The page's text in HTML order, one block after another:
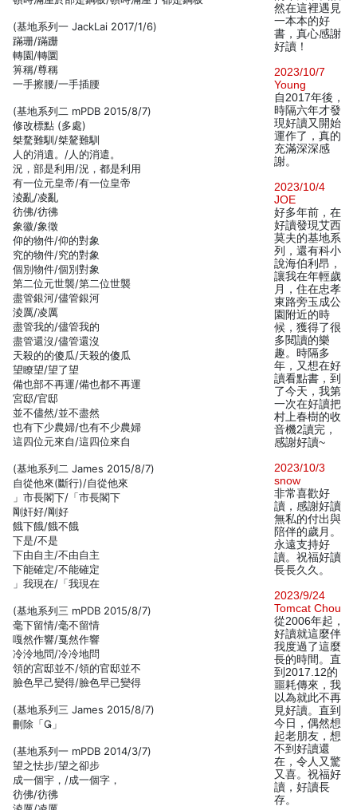
(基地系列一 JackLai 2017/1/6)
蹣珊/蹣跚
轉園/轉圜
箅稱/尊稱
一手擦腰/一手插腰
(基地系列二 mPDB 2015/8/7)
修改標點 (多處)
桀騖難馴/桀驁難馴
人的消遺。/人的消遣。
況，部是利用/況，都是利用
有一位元皇帝/有一位皇帝
淩亂/凌亂
彷佛/彷彿
象徽/象徵
仰的物件/仰的對象
究的物件/究的對象
個別物件/個別對象
第二位元世襲/第二位世襲
盡管銀河/儘管銀河
淩厲/凌厲
盡管我的/儘管我的
盡管還沒/儘管還沒
天殺的的傻瓜/天殺的傻瓜
望瞭望/望了望
備也部不再運/備也都不再運
宮邸/官邸
並不儘然/並不盡然
也有下少農婦/也有不少農婦
這四位元來自/這四位來自
(基地系列二 James 2015/8/7)
自從他來(斷行)/自從他來
」市長閣下/「市長閣下
剛奸好/剛好
餓下餓/餓不餓
下是/不是
下由自主/不由自主
下能確定/不能確定
」我現在/「我現在
(基地系列三 mPDB 2015/8/7)
毫下留情/毫不留情
嘎然作響/戛然作響
冷泠地問/冷冷地問
領的宮邸並不/領的官邸並不
臉色早己變得/臉色早已變得
(基地系列三 James 2015/8/7)
刪除「」
(基地系列一 mPDB 2014/3/7)
望之怯步/望之卻步
成一個宇，/成一個字，
彷佛/彷彿
然在這裡遇見
一本本的好
書，真心感謝
好讀！
2023/10/7
Young
自2017年後，
時隔六年才發
現好讀又開始
運作了，真的
充滿深深感
謝。
2023/10/4
JOE
好多年前，在
好讀發現艾西
莫夫的基地系
列，還有科小
說海伯利昂，
讓我在年輕歲
月，住在忠孝
東路旁玉成公
園附近的時
候，獲得了很
多閱讀的樂
趣。時隔多
年，又想在好
讀看點書，到
了今天，我第
一次在好讀把
村上春樹的收
音機2讀完，
感謝好讀~
2023/10/3
snow
非常喜歡好
讀，感謝好讀
無私的付出與
陪伴的歲月。
永遠支持好
讀。祝福好讀
長長久久。
2023/9/24
Tomcat Chou
從2006年起，
好讀就這麼伴
我度過了這麼
長的時間。直
到2017.12的
噩耗傳來，我
以為就此不再
見好讀。直到
今日，偶然想
起老朋友，想
不到好讀還
在，令人又驚
又喜。祝福好
讀，好讀長
存。